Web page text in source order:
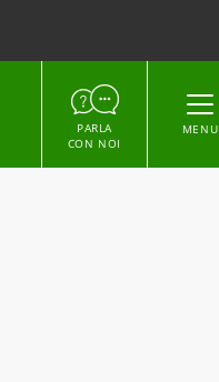
PARLA
CON NOI
MENU